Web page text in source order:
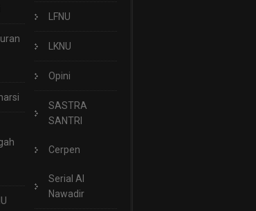
LFNU
LKNU
Opini
SASTRA
SANTRI
Cerpen
Serial Al
Nawadir